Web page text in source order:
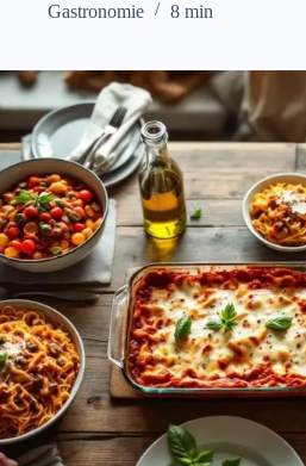
Gastronomie
8 min